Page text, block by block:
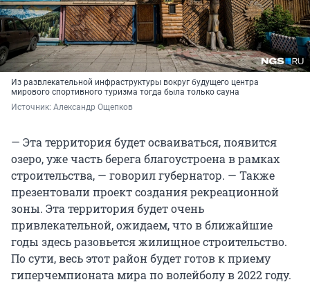
Из развлекательной инфраструктуры вокруг будущего центра
мирового спортивного туризма тогда была только сауна
Источник: Александр Ощепков
— Эта территория будет осваиваться, появится
озеро, уже часть берега благоустроена в рамках
строительства, — говорил губернатор. — Также
презентовали проект создания рекреационной
зоны. Эта территория будет очень
привлекательной, ожидаем, что в ближайшие
годы здесь разовьется жилищное строительство.
По сути, весь этот район будет готов к приему
гиперчемпионата мира по волейболу в 2022 году.